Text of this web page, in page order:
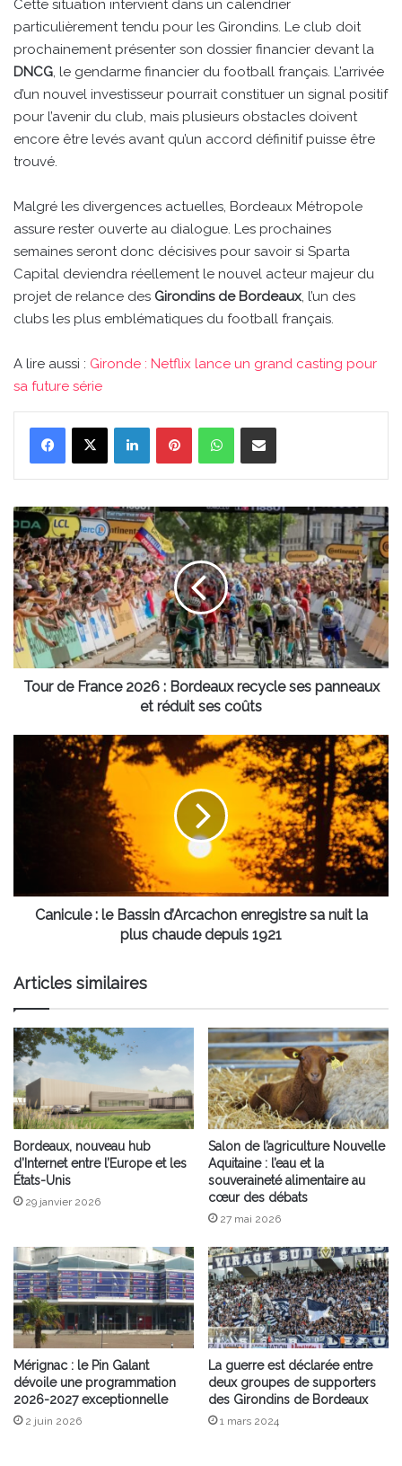
Cette situation intervient dans un calendrier
particulièrement tendu pour les Girondins. Le club doit
prochainement présenter son dossier financier devant la
DNCG , le gendarme financier du football français. L’arrivée
d’un nouvel investisseur pourrait constituer un signal positif
pour l’avenir du club, mais plusieurs obstacles doivent
encore être levés avant qu’un accord définitif puisse être
trouvé.
Malgré les divergences actuelles, Bordeaux Métropole
assure rester ouverte au dialogue. Les prochaines
semaines seront donc décisives pour savoir si Sparta
Capital deviendra réellement le nouvel acteur majeur du
projet de relance des Girondins de Bordeaux , l’un des
clubs les plus emblématiques du football français.
A lire aussi : Gironde : Netflix lance un grand casting pour
sa future série
LinkedinPinterestWhatsAppPartager par email
Tour
de
France
2026
:
Bordeaux
recycle
ses
panneaux
Tour de France 2026 : Bordeaux recycle ses panneaux
et réduit ses coûts
Canicule
:
la
plusCanicule : le Bassin d’Arcachon enregistre sa nuit la
plus chaude depuis 1921
Articles similaires
Bordeaux, nouveau hub
d’Internet entre l’Europe et les
États-Unis
29 janvier 2026
Salon de l’agriculture Nouvelle
Aquitaine : l’eau et la
souveraineté alimentaire au
cœur des débats
27 mai 2026
Mérignac : le Pin Galant
dévoile une programmation
2026-2027 exceptionnelle
2 juin 2026
La guerre est déclarée entre
deux groupes de supporters
des Girondins de Bordeaux
1 mars 2024